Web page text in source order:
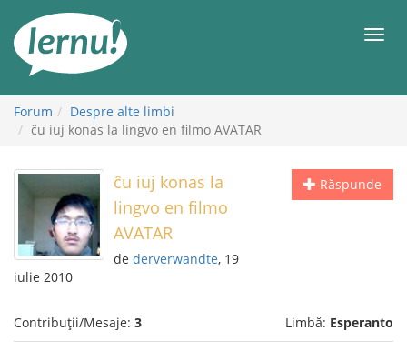
conținut
Forum
Despre alte limbi
ĉu iuj konas la lingvo en filmo AVATAR
Răspunde
ĉu iuj konas la
lingvo en filmo
AVATAR
de derverwandte, 19
iulie 2010
Contribuții/Mesaje: 3 Limbă: Esperanto